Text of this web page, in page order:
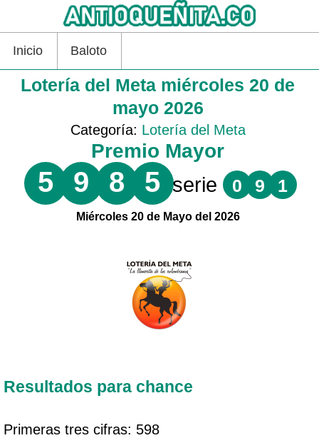
Inicio Baloto
Lotería del Meta miércoles 20 de
mayo 2026
Categoría: Lotería del Meta
Premio Mayor
5 9 8 5 serie 0 9 1
Miércoles 20 de Mayo del 2026
Resultados para chance
Primeras tres cifras: 598